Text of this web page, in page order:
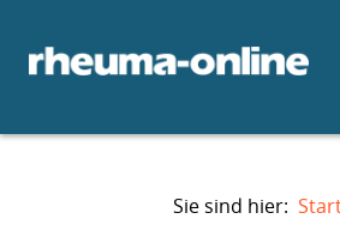
Sie sind hier: